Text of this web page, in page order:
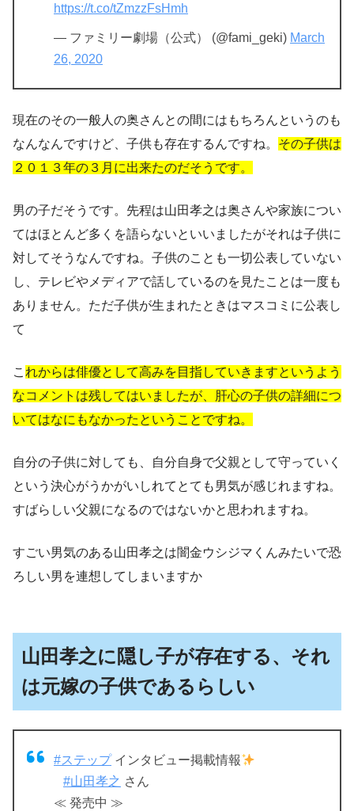
https://t.co/tZmzzFsHmh
— ファミリー劇場（公式） (@fami_geki) March
26, 2020
現在のその一般人の奥さんとの間にはもちろんというのも
なんなんですけど、子供も存在するんですね。 その子供は
２０１３年の３月に出来たのだそうです。
男の子だそうです。先程は山田孝之は奥さんや家族につい
てはほとんど多くを語らないといいましたがそれは子供に
対してそうなんですね。子供のことも一切公表していない
し、テレビやメディアで話しているのを見たことは一度も
ありません。ただ子供が生まれたときはマスコミに公表し
て
こ れからは俳優として高みを目指していきますというよう
なコメントは残してはいましたが、肝心の子供の詳細につ
いてはなにもなかったということですね。
自分の子供に対しても、自分自身で父親として守っていく
という決心がうかがいしれてとても男気が感じれますね。
すばらしい父親になるのではないかと思われますね。
すごい男気のある山田孝之は闇金ウシジマくんみたいで恐
ろしい男を連想してしまいますか
山田孝之に隠し子が存在する、それ
は元嫁の子供であるらしい
#ステップ インタビュー掲載情報
#山田孝之 さん
≪ 発売中 ≫